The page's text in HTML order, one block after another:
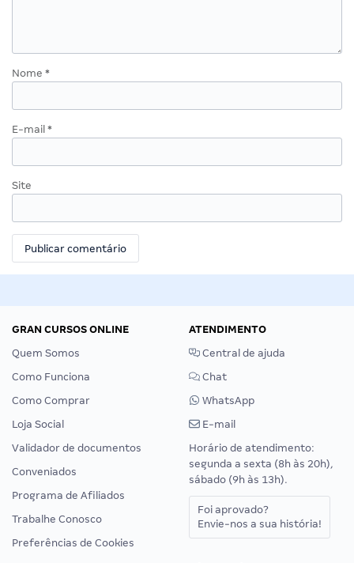
Nome *
E-mail *
Site
GRAN CURSOS ONLINE
Quem Somos
Como Funciona
Como Comprar
Loja Social
Validador de documentos
Conveniados
Programa de Afiliados
Trabalhe Conosco
Preferências de Cookies
ATENDIMENTO
Central de ajuda
Chat
WhatsApp
E-mail
Horário de atendimento:
segunda a sexta (8h às 20h),
sábado (9h às 13h).
Foi aprovado?
Envie-nos a sua história!